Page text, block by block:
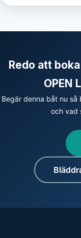
Redo att
OPEN
Begär denna båt nu
och vad